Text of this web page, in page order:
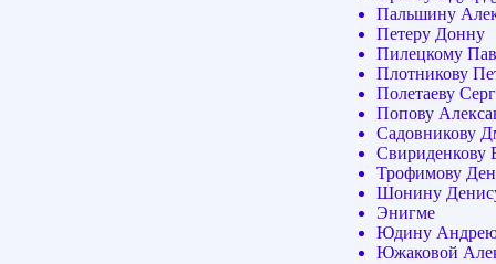
Пальшину
Петеру Донну
Пилецкому
Плотникову
Полетаеву
Попову
Садовникову
Свириденкову
Трофимову
Шонину
Энигме
Юдину
Южаковой